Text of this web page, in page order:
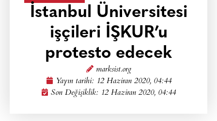
İstanbul Üniversitesi
işçileri İŞKUR’u
protesto edecek
marksist.org
Yayın tarihi: 12 Haziran 2020, 04:44
Son Değişiklik: 12 Haziran 2020, 04:44